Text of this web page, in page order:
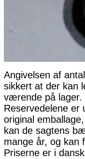
Angivelsen af
sikkert at der kan
værende på lager.
Reservedelene er
original
kan de sagtens
mange år, og kan
Priserne er i